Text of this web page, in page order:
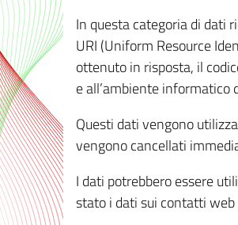
In questa categoria di dati
URI (Uniform Resource
ottenuto in risposta, il
e all’ambiente informatico
Questi dati vengono
vengono cancellati
I dati potrebbero essere
stato i dati sui contatti